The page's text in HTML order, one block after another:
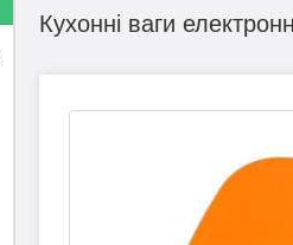
Кухонні ваги